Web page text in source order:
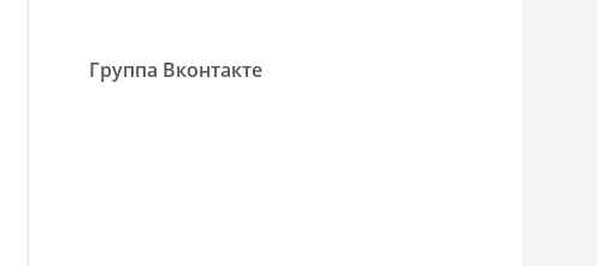
Группа Вконтакте